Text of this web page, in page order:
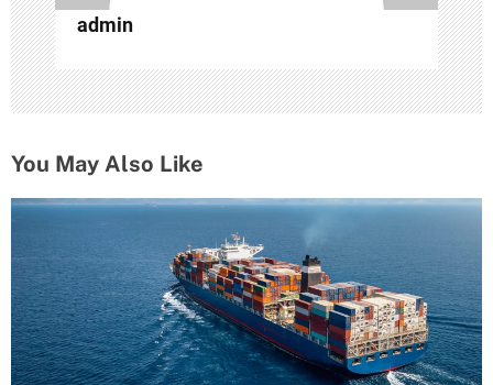
и
с
я
м
admin
You May Also Like